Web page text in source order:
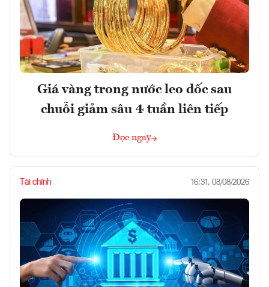
Giá vàng trong nước leo dốc sau
chuỗi giảm sâu 4 tuần liên tiếp
Đọc ngay
Tài chính 16:31, 08/08/2026